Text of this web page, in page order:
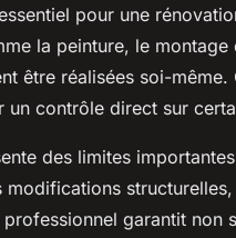
pour une
la peinture, le
être réalisées soi-
un contrôle direct sur
des limites
garantit non